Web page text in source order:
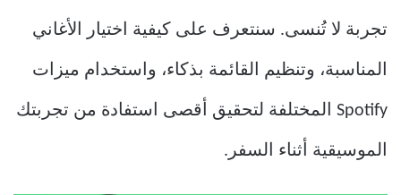
تجربة لا تُنسى. سنتعرف على كيفية اختيار الأغاني
المناسبة، وتنظيم القائمة بذكاء، واستخدام ميزات
Spotify المختلفة لتحقيق أقصى استفادة من تجربتك
الموسيقية أثناء السفر.